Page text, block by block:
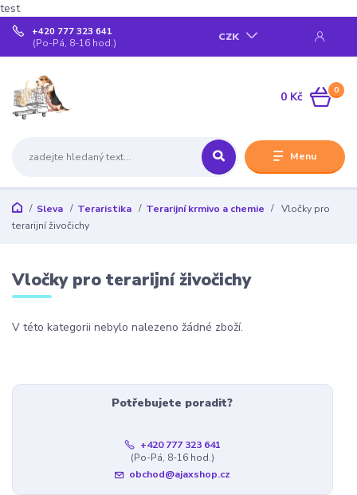
test
Menu
CZK
+420 777 323 641
(Po-Pá, 8-16 hod.)
0
0 Kč
Sleva Teraristika Terarijní krmivo a chemie
Vločky pro
terarijní živočichy
Vločky pro terarijní živočichy
V této kategorii nebylo nalezeno žádné zboží.
Potřebujete poradit?
+420 777 323 641
(Po-Pá, 8-16 hod.)
obchod@ajaxshop.cz